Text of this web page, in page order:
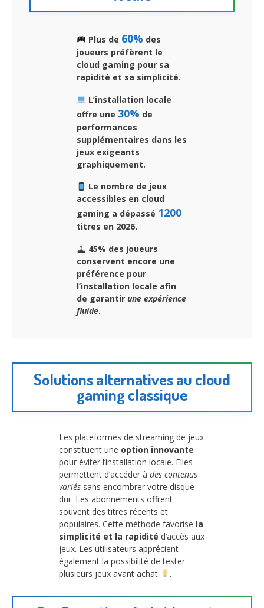
Plus de 60% des
joueurs préfèrent le
cloud gaming pour sa
rapidité et sa simplicité.
L’installation locale
offre une 30% de
performances
supplémentaires dans les
jeux exigeants
graphiquement.
Le nombre de jeux
accessibles en cloud
gaming a dépassé 1200
titres en 2026.
45% des joueurs
conservent encore une
préférence pour
l’installation locale afin
de garantir une expérience
fluide.
Solutions alternatives au cloud
gaming classique
Les plateformes de streaming de jeux
constituent une option innovante
pour éviter l’installation locale. Elles
permettent d’accéder à des contenus
variés sans encombrer votre disque
dur. Les abonnements offrent
souvent des titres récents et
populaires. Cette méthode favorise la
simplicité et la rapidité d’accès aux
jeux. Les utilisateurs apprécient
également la possibilité de tester
plusieurs jeux avant achat
.